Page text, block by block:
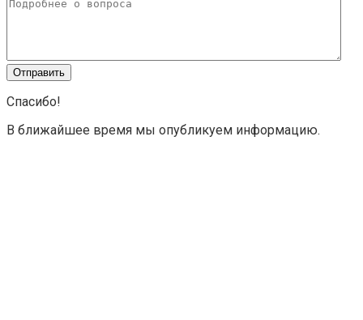
Спасибо!
В ближайшее время мы опубликуем информацию.